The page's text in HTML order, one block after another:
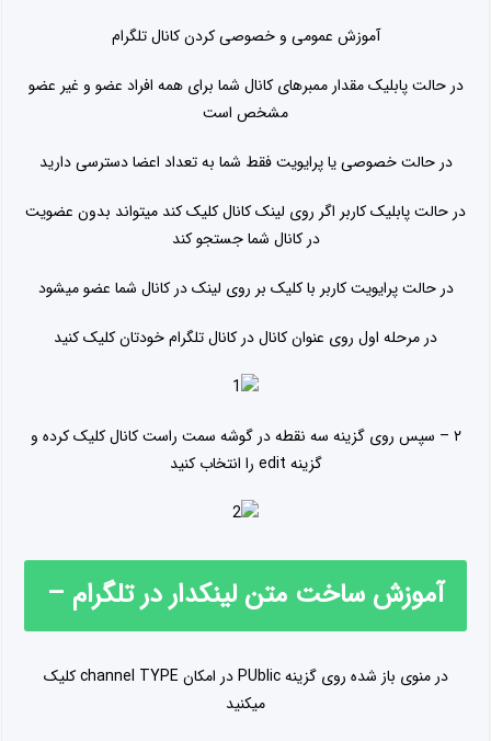
آموزش عمومی و خصوصی کردن کانال تلگرام
در حالت پابلیک مقدار ممبرهای کانال شما برای همه افراد عضو و غیر عضو
مشخص است
در حالت خصوصی یا پرایویت فقط شما به تعداد اعضا دسترسی دارید
در حالت پابلیک کاربر اگر روی لینک کانال کلیک کند میتواند بدون عضویت
در کانال شما جستجو کند
در حالت پرایویت کاربر با کلیک بر روی لینک در کانال شما عضو میشود
در مرحله اول روی عنوان کانال در کانال تلگرام خودتان کلیک کنید
۲ – سپس روی گزینه سه نقطه در گوشه سمت راست کانال کلیک کرده و
گزینه edit را انتخاب کنید
آموزش ساخت متن لینکدار در تلگرام –
حرفه ای باشید
در منوی باز شده روی گزینه PUblic در امکان channel TYPE کلیک
میکنید